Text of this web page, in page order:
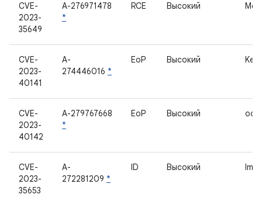
CVE-
2023-
35649
A-276971478
*
RCE Высокий
CVE-
2023-
40141
A-
274446016 *
EoP Высокий
CVE-
2023-
40142
A-279767668
*
EoP Высокий
CVE-
2023-
35653
A-
272281209 *
ID Высокий